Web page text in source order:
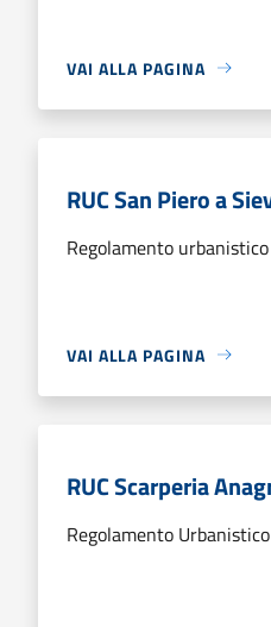
VAI ALLA PAGINA
RUC San Piero a
Regolamento
VAI ALLA PAGINA
RUC Scarperia
Regolamento